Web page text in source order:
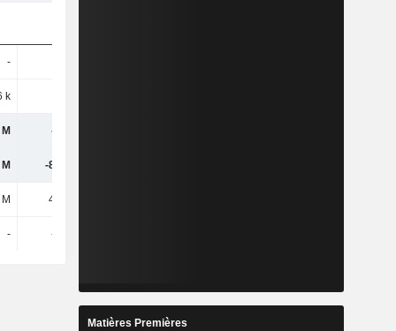
-
k
-9,5 M
-8,76 M
4,83 M
- -506 k
Matières Premières